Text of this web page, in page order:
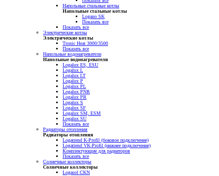
Напольные стальные котлы
Напольные стальные котлы
Logano SK
Показать все
Показать все
Электрические котлы
Электрические котлы
Tronic Heat 3000/3500
Показать все
Напольные водонагреватели
Напольные водонагреватели
Logalux ES, ESU
Logalux L
Logalux LT
Logalux P
Logalux PL
Logalux PNR
Logalux PR
Logalux S
Logalux SF
Logalux SM, ESM
Logalux SU
Показать все
Радиаторы отопления
Радиаторы отопления
Logatrend K-Profil (боковое подключение)
Logatrend VK-Profil (нижнее подключение)
Комплектующие для радиаторов
Показать все
Солнечные коллекторы
Солнечные коллекторы
Logasol CKN